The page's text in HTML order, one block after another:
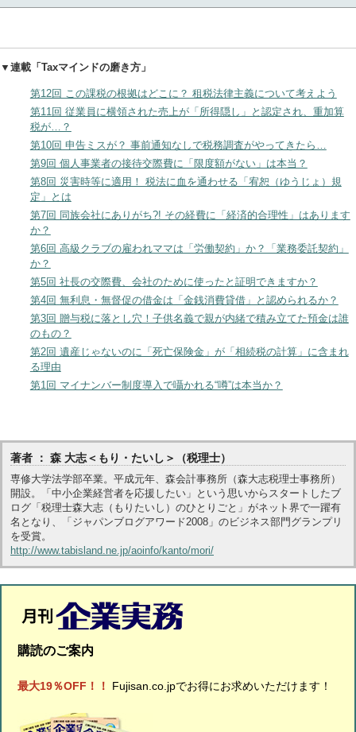
▼連載「Taxマインドの磨き方」
第12回 この課税の根拠はどこに？ 租税法律主義について考えよう
第11回 従業員に横領された売上が「所得隠し」と認定され、重加算
税が…？
第10回 申告ミスが？ 事前通知なしで税務調査がやってきたら…
第9回 個人事業者の接待交際費に「限度額がない」は本当？
第8回 災害時等に適用！ 税法に血を通わせる「宥恕（ゆうじょ）規
定」とは
第7回 同族会社にありがち?! その経費に「経済的合理性」はあります
か？
第6回 高級クラブの雇われママは「労働契約」か？「業務委託契約」
か？
第5回 社長の交際費、会社のために使ったと証明できますか？
第4回 無利息・無督促の借金は「金銭消費貸借」と認められるか？
第3回 贈与税に落とし穴！子供名義で親が内緒で積み立てた預金は誰
のもの？
第2回 遺産じゃないのに「死亡保険金」が「相続税の計算」に含まれ
る理由
第1回 マイナンバー制度導入で囁かれる“噂”は本当か？
著者 ： 森 大志＜もり・たいし＞（税理士）
専修大学法学部卒業。平成元年、森会計事務所（森大志税理士事務所）
開設。「中小企業経営者を応援したい」という思いからスタートしたブ
ログ「税理士森大志（もりたいし）のひとりごと」がネット界で一躍有
名となり、「ジャパンブログアワード2008」のビジネス部門グランプリ
を受賞。
http://www.tabisland.ne.jp/aoinfo/kanto/mori/
購読のご案内
最大19％OFF！！ Fujisan.co.jpでお得にお求めいただけます！